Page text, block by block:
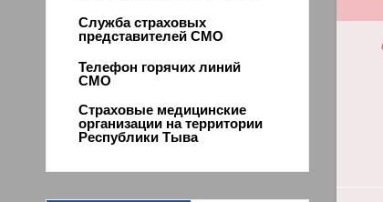
Служба страховых
представителей СМО
Телефон горячих линий
СМО
Страховые медицинские
организации на территории
Республики Тыва